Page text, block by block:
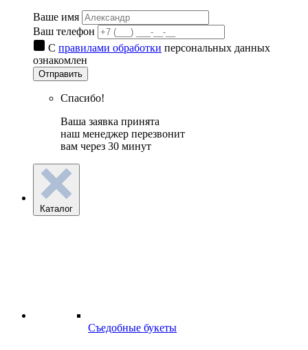
Ваше имя
Ваш телефон
С правилами обработки персональных данных
ознакомлен
Отправить
Спасибо!
Ваша заявка принята
наш менеджер перезвонит
вам через 30 минут
Каталог
Съедобные букеты